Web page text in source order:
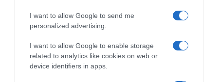
I want to allow Google to send me
personalized advertising.
I want to allow Google to enable storage
related to analytics like cookies on web or
device identifiers in apps.
2026-08-06.